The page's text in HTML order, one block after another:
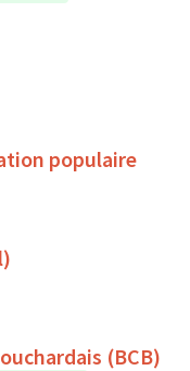
populaire
(BCB)